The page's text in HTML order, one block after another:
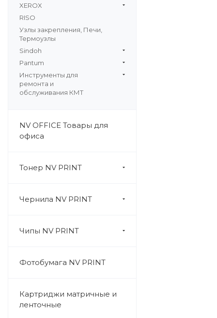
XEROX
RISO
Узлы закрепления, Печи,
Термоузлы
Sindoh
Pantum
Инструменты для
ремонта и
обслуживания КМТ
NV OFFICE Товары для
офиса
Тонер NV PRINT
Чернила NV PRINT
Чипы NV PRINT
Фотобумага NV PRINT
Картриджи матричные и
ленточные